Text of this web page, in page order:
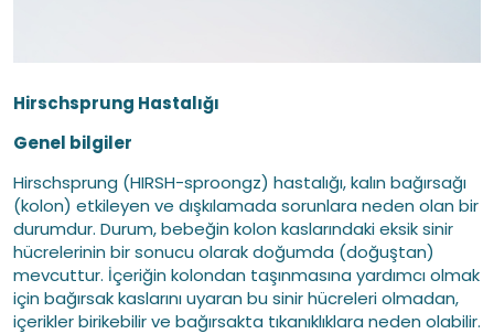
Hirschsprung Hastalığı
Genel bilgiler
Hirschsprung (HIRSH-sproongz) hastalığı, kalın bağırsağı
(kolon) etkileyen ve dışkılamada sorunlara neden olan bir
durumdur. Durum, bebeğin kolon kaslarındaki eksik sinir
hücrelerinin bir sonucu olarak doğumda (doğuştan)
mevcuttur. İçeriğin kolondan taşınmasına yardımcı olmak
için bağırsak kaslarını uyaran bu sinir hücreleri olmadan,
içerikler birikebilir ve bağırsakta tıkanıklıklara neden olabilir.